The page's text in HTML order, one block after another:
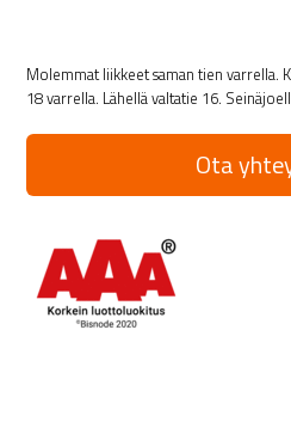
Molemmat liikkeet saman tien varrella.
18 varrella. Lähellä valtatie 16.
Ota